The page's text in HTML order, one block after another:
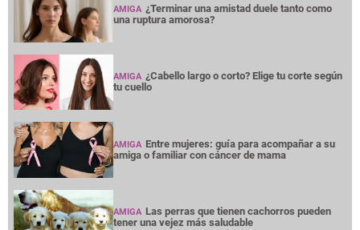
AMIGA ¿Terminar una amistad duele tanto como
una ruptura amorosa?
AMIGA ¿Cabello largo o corto? Elige tu corte según
tu cuello
AMIGA Entre mujeres: guía para acompañar a su
amiga o familiar con cáncer de mama
AMIGA Las perras que tienen cachorros pueden
tener una vejez más saludable